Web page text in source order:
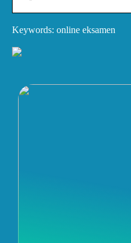
Keywords: online eksamen